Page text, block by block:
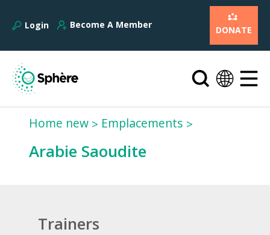
Login Become A Member DONATE
Home new Emplacements
Arabie Saoudite
Trainers